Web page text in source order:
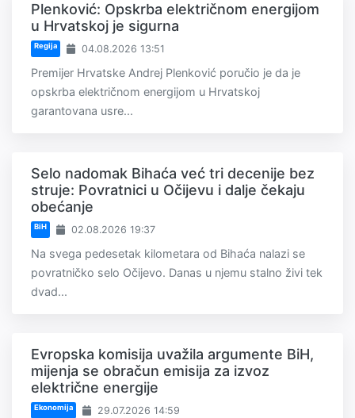
Plenković: Opskrba električnom energijom
u Hrvatskoj je sigurna
Regija 04.08.2026 13:51
Premijer Hrvatske Andrej Plenković poručio je da je
opskrba električnom energijom u Hrvatskoj
garantovana usre...
Selo nadomak Bihaća već tri decenije bez
struje: Povratnici u Očijevu i dalje čekaju
obećanje
BiH 02.08.2026 19:37
Na svega pedesetak kilometara od Bihaća nalazi se
povratničko selo Očijevo. Danas u njemu stalno živi tek
dvad...
Evropska komisija uvažila argumente BiH,
mijenja se obračun emisija za izvoz
električne energije
Ekonomija 29.07.2026 14:59